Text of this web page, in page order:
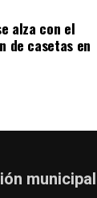
alza con el
de casetas en
municipal